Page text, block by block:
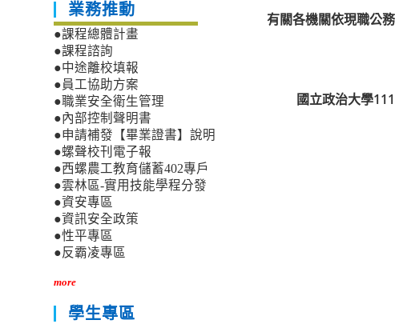
有關各機關依現職公
國立政治大學
業務推動
●課程總體計畫
●課程諮詢
●中途離校填報
●員工協助方案
●職業安全衛生管理
●內部控制聲明書
●申請補發【畢業證書】說明
●螺聲校刊電子報
●西螺農工教育儲蓄402專戶
●雲林區-實用技能學程分發
●資安專區
●資訊安全政策
●性平專區
●反霸凌專區
more
學生專區